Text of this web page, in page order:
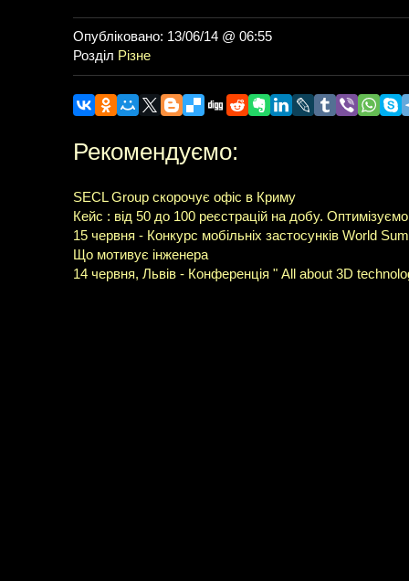
Опубліковано: 13/06/14 @ 06:55
Розділ Різне
Рекомендуємо:
SECL Group скорочує офіс в Криму
Кейс : від 50 до 100 реєстрацій на добу.
15 червня - Конкурс мобільніх застосунків World
Що мотивує інженера
14 червня, Львів - Конференція " All about 3D